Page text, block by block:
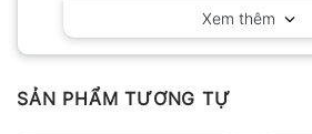
Xem thêm
SẢN PHẨM TƯƠNG TỰ